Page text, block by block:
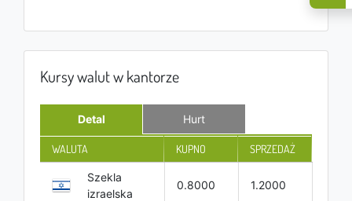
Kursy walut w kantorze
Detal Hurt
WALUTA KUPNO SPRZEDAŻ
Szekla
izraelska
0.8000 1.2000